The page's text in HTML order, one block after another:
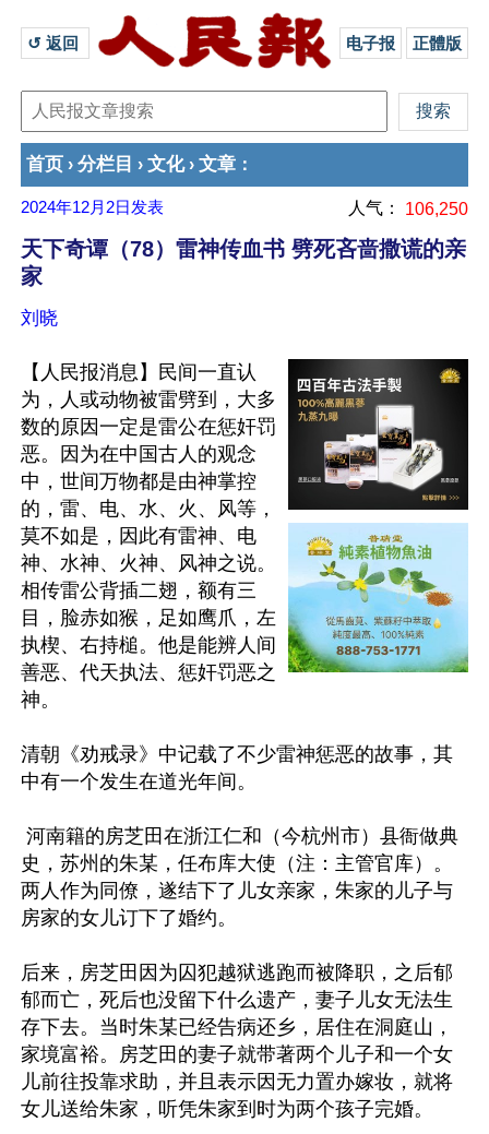
↺ 返回 电子报 正體版
首页 › 分栏目 › 文化› 文章 ：
2024年12月2日 发表 人气： 106,250
天下奇谭（78）雷神传血书 劈死吝啬撒谎的亲
家
刘晓
【人民报消息】民间一直认
为，人或动物被雷劈到，大多
数的原因一定是雷公在惩奸罚
恶。因为在中国古人的观念
中，世间万物都是由神掌控
的，雷、电、水、火、风等，
莫不如是，因此有雷神、电
神、水神、火神、风神之说。
相传雷公背插二翅，额有三
目，脸赤如猴，足如鹰爪，左
执楔、右持槌。他是能辨人间
善恶、代天执法、惩奸罚恶之
神。
清朝《劝戒录》中记载了不少雷神惩恶的故事，其
中有一个发生在道光年间。
史，苏州的朱某，任布库大使（注：主管官库）。
两人作为同僚，遂结下了儿女亲家，朱家的儿子与
房家的女儿订下了婚约。
后来，房芝田因为囚犯越狱逃跑而被降职，之后郁
郁而亡，死后也没留下什么遗产，妻子儿女无法生
存下去。当时朱某已经告病还乡，居住在洞庭山，
家境富裕。房芝田的妻子就带著两个儿子和一个女
儿前往投靠求助，并且表示因无力置办嫁妆，就将
女儿送给朱家，听凭朱家到时为两个孩子完婚。